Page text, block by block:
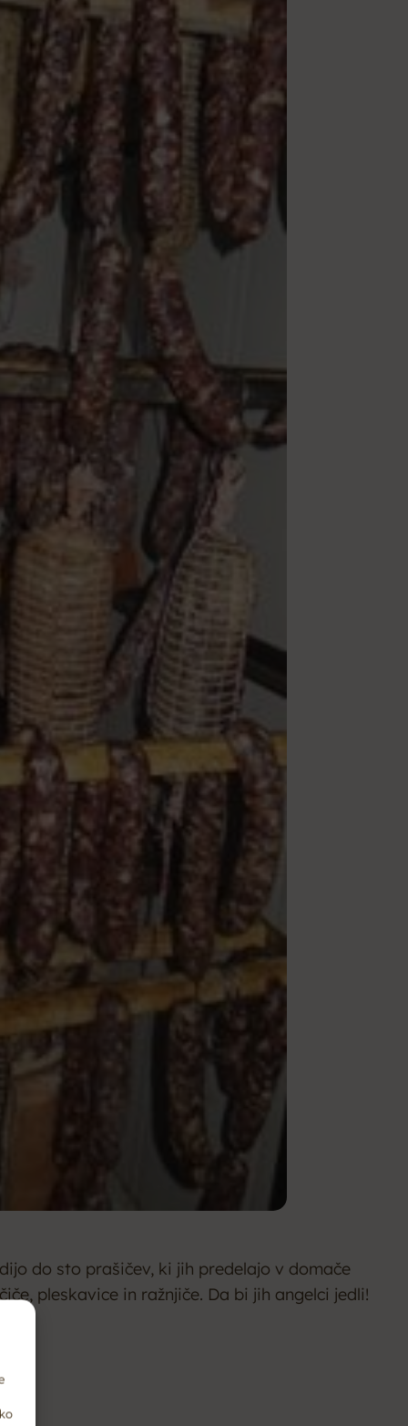
do sto prašičev, ki jih predelajo v domače
pleskavice in ražnjiče. Da bi jih angelci jedli!